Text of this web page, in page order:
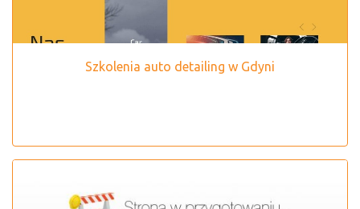
Szkolenia auto detailing w Gdyni